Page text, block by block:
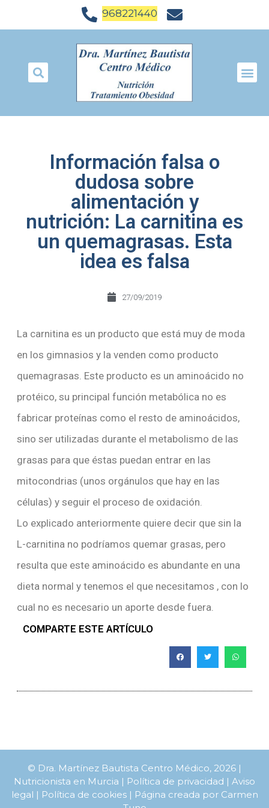
968221440
Información falsa o
dudosa sobre
alimentación y
nutrición: La carnitina es
un quemagrasas. Esta
idea es falsa
27/09/2019
La carnitina es un producto que está muy de moda
en los gimnasios y la venden como producto
quemagrasas. Este producto es un aminoácido no
protéico, su principal función metabólica no es
fabricar proteínas como el resto de aminoácidos,
sino ser utilizadas durante el metabolismo de las
grasas para que éstas puedan entrar en las
mitocondrias (unos orgánulos que hay en las
células) y seguir el proceso de oxidación.
Lo explicado anteriormente quiere decir que sin la
L-carnitina no podríamos quemar grasas, pero
resulta que este aminoácido es abundante en una
dieta normal y tenemos el que necesitamos , con lo
cual no es necesario un aporte desde fuera.
COMPARTE ESTE ARTÍCULO
© Dra. Martínez Bautista Centro Médico, 2026 |
Nutricionista en Murcia | Política de privacidad | Aviso
legal | Política de cookies| Página creada por Carmen